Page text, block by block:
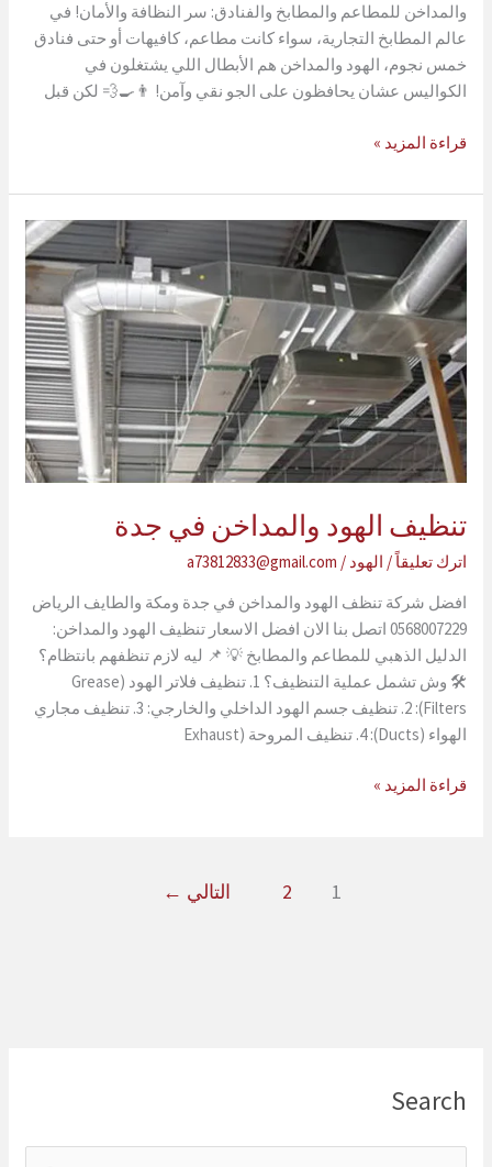
Search
والمداخن للمطاعم والمطابخ والفنادق: سر النظافة والأمان! في
عالم المطابخ التجارية، سواء كانت مطاعم، كافيهات أو حتى فنادق
خمس نجوم، الهود والمداخن هم الأبطال اللي يشتغلون في
الكواليس عشان يحافظون على الجو نقي وآمن! 👨‍🍳💨 لكن قبل
تصنيع
والمداخن
للمطاعم
والمطابخ
والفنادق
في
جدة
قراءة المزيد »
تنظيف الهود والمداخن في جدة
اترك تعليقاً/ الهود /
a73812833@gmail.com
افضل شركة تنظف الهود والمداخن في جدة ومكة والطايف الرياض
0568007229 اتصل بنا الان افضل الاسعار تنظيف الهود والمداخن:
الدليل الذهبي للمطاعم والمطابخ 💡 📌 ليه لازم تنظفهم بانتظام؟
🛠️ وش تشمل عملية التنظيف؟ 1. تنظيف فلاتر الهود (Grease
Filters): 2. تنظيف جسم الهود الداخلي والخارجي: 3. تنظيف مجاري
الهواء (Ducts): 4. تنظيف المروحة (Exhaust
تنظيف
قراءة المزيد »
1
2 التالي ←